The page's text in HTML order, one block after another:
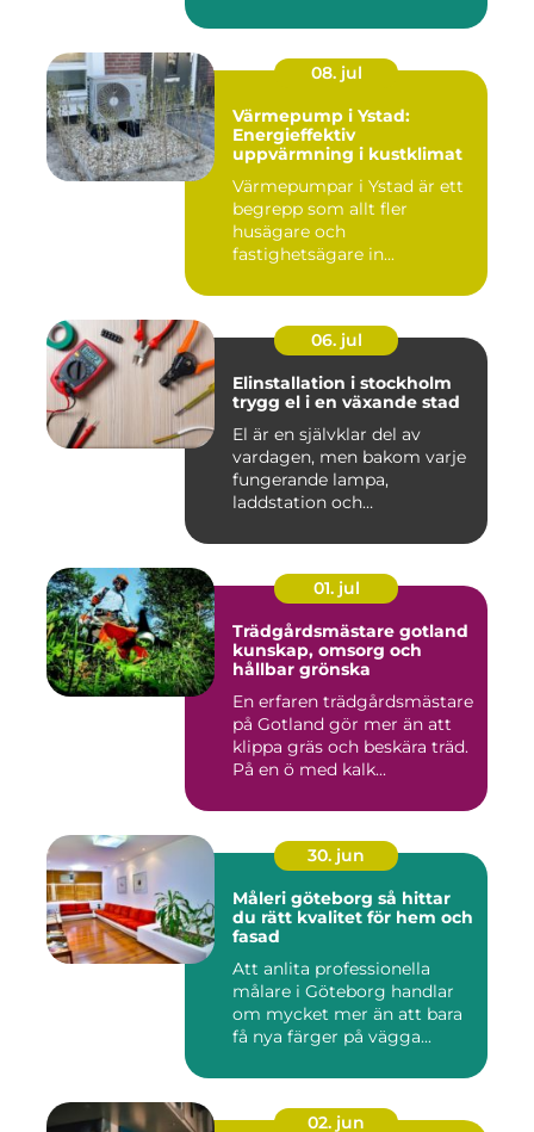
08. jul
Värmepump i Ystad:
Energieffektiv
uppvärmning i kustklimat
Värmepumpar i Ystad är ett
begrepp som allt fler
husägare och
fastighetsägare in...
06. jul
Elinstallation i stockholm
trygg el i en växande stad
El är en självklar del av
vardagen, men bakom varje
fungerande lampa,
laddstation och
01. jul
Trädgårdsmästare gotland
kunskap, omsorg och
hållbar grönska
En erfaren trädgårdsmästare
på Gotland gör mer än att
klippa gräs och beskära träd.
På en ö med kalk...
30. jun
Måleri göteborg så hittar
du rätt kvalitet för hem och
fasad
Att anlita professionella
målare i Göteborg handlar
om mycket mer än att bara
få nya färger på vägga...
02. jun